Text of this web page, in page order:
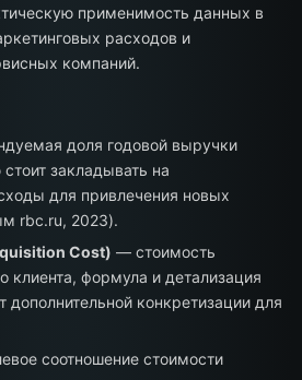
применимость данных в
расходов и
компаний.
доля годовой выручки
закладывать на
для привлечения новых
rbc.ru, 2023).
Cost) — стоимость
клиента, формула и детализация
дополнительной конкретизации для
соотношение стоимости